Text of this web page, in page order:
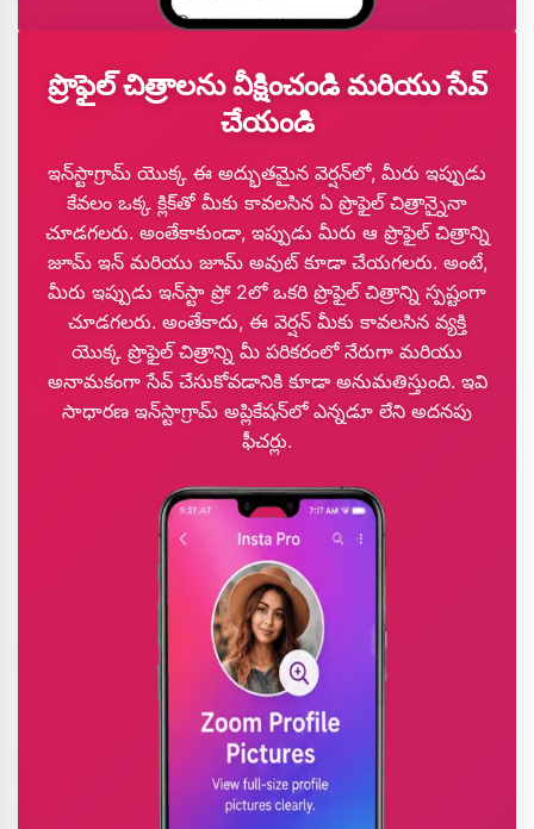
ప్రొఫైల్ చిత్రాలను వీక్షించండి మరియు సేవ్
చేయండి
ఇన్‌స్టాగ్రామ్ యొక్క ఈ అద్భుతమైన వెర్షన్‌లో, మీరు ఇప్పుడు
కేవలం ఒక్క క్లిక్‌తో మీకు కావలసిన ఏ ప్రొఫైల్ చిత్రాన్నైనా
చూడగలరు. అంతేకాకుండా, ఇప్పుడు మీరు ఆ ప్రొఫైల్ చిత్రాన్ని
జూమ్ ఇన్ మరియు జూమ్ అవుట్ కూడా చేయగలరు. అంటే,
మీరు ఇప్పుడు ఇన్‌స్టా ప్రో 2లో ఒకరి ప్రొఫైల్ చిత్రాన్ని స్పష్టంగా
చూడగలరు. అంతేకాదు, ఈ వెర్షన్ మీకు కావలసిన వ్యక్తి
యొక్క ప్రొఫైల్ చిత్రాన్ని మీ పరికరంలో నేరుగా మరియు
అనామకంగా సేవ్ చేసుకోవడానికి కూడా అనుమతిస్తుంది. ఇవి
సాధారణ ఇన్‌స్టాగ్రామ్ అప్లికేషన్‌లో ఎన్నడూ లేని అదనపు
ఫీచర్లు.